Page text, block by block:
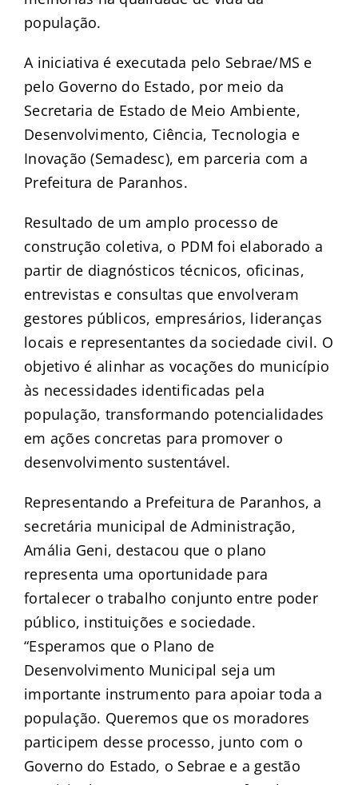
população.
A iniciativa é executada pelo Sebrae/MS e
pelo Governo do Estado, por meio da
Secretaria de Estado de Meio Ambiente,
Desenvolvimento, Ciência, Tecnologia e
Inovação (Semadesc), em parceria com a
Prefeitura de Paranhos.
Resultado de um amplo processo de
construção coletiva, o PDM foi elaborado a
partir de diagnósticos técnicos, oficinas,
entrevistas e consultas que envolveram
gestores públicos, empresários, lideranças
locais e representantes da sociedade civil. O
objetivo é alinhar as vocações do município
às necessidades identificadas pela
população, transformando potencialidades
em ações concretas para promover o
desenvolvimento sustentável.
Representando a Prefeitura de Paranhos, a
secretária municipal de Administração,
Amália Geni, destacou que o plano
representa uma oportunidade para
fortalecer o trabalho conjunto entre poder
público, instituições e sociedade.
“Esperamos que o Plano de
Desenvolvimento Municipal seja um
importante instrumento para apoiar toda a
população. Queremos que os moradores
participem desse processo, junto com o
Governo do Estado, o Sebrae e a gestão